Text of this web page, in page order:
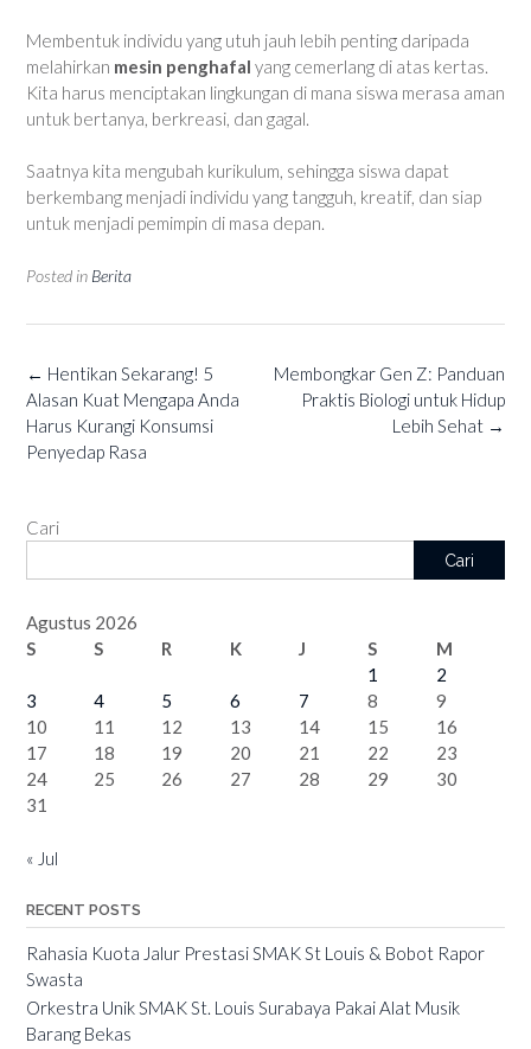
Membentuk individu yang utuh jauh lebih penting daripada
melahirkan mesin penghafal yang cemerlang di atas kertas.
Kita harus menciptakan lingkungan di mana siswa merasa aman
untuk bertanya, berkreasi, dan gagal.
Saatnya kita mengubah kurikulum, sehingga siswa dapat
berkembang menjadi individu yang tangguh, kreatif, dan siap
untuk menjadi pemimpin di masa depan.
Posted in Berita
Post
navigation
Membongkar Gen Z: Panduan
Praktis Biologi untuk Hidup
Lebih Sehat →
← Hentikan Sekarang! 5
Alasan Kuat Mengapa Anda
Harus Kurangi Konsumsi
Penyedap Rasa
Cari
Cari
Agustus 2026
S
S R K J S
M
1
2
3
4 5 6 7 8
9
10
11 12 13 14 15
16
17
18 19 20 21 22
23
24
25 26 27 28 29
30
31
« Jul
RECENT POSTS
Rahasia Kuota Jalur Prestasi SMAK St Louis & Bobot Rapor
Swasta
Orkestra Unik SMAK St. Louis Surabaya Pakai Alat Musik
Barang Bekas